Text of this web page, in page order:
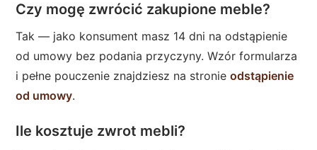
Czy mogę zwrócić zakupione meble?
Tak — jako konsument masz 14 dni na odstąpienie
od umowy bez podania przyczyny. Wzór formularza
i pełne pouczenie znajdziesz na stronieodstąpienie
od umowy.
Ile kosztuje zwrot mebli?